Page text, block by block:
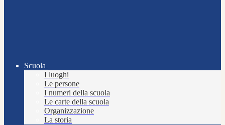
Scuola
I luoghi
Le persone
I numeri della scuola
Le carte della scuola
Organizzazione
La storia